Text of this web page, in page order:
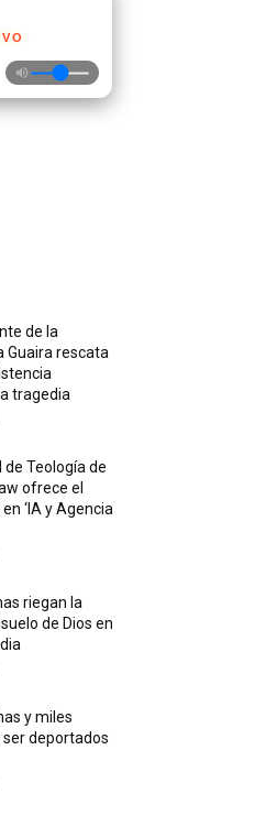
de la
Guaira rescata
tragedia
de Teología de
ofrece el
‘IA y Agencia
riegan la
de Dios en
y miles
deportados